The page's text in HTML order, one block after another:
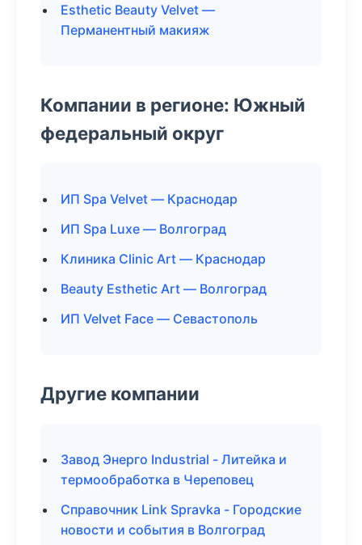
Esthetic Beauty Velvet —
Перманентный макияж
Компании в регионе: Южный
федеральный округ
ИП Spa Velvet — Краснодар
ИП Spa Luxe — Волгоград
Клиника Clinic Art — Краснодар
Beauty Esthetic Art — Волгоград
ИП Velvet Face — Севастополь
Другие компании
Завод Энерго Industrial - Литейка и
термообработка в Череповец
Справочник Link Spravka - Городские
новости и события в Волгоград